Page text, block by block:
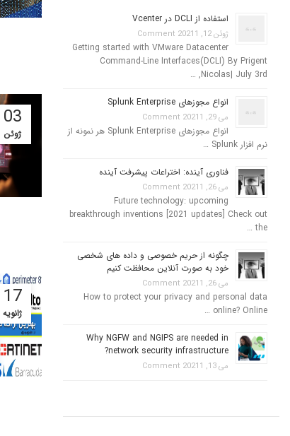
03
ژوئن
17
ژانویه
استفاده از DCLI در Vcenter
ژوئن 12, 2021 1 Comment
Getting started with VMware Datacenter
Command-Line Interfaces(DCLI) By Prigent
Nicolas| July 3rd, …
انواع مجوزهای Splunk Enterprise
می 29, 2021 1 Comment
انواع مجوزهای Splunk Enterprise هر نمونه از
نرم افزار Splunk …
فناوری آینده: اختراعات پیشرفت آینده
می 26, 2021 1 Comment
Future technology: upcoming
breakthrough inventions [2021 updates] Check out
the …
چگونه از حریم خصوصی و داده های شخصی
خود به صورت آنلاین محافظت کنیم
می 26, 2021 1 Comment
How to protect your privacy and personal data
online? Online …
Why NGFW and NGIPS are needed in
network security infrastructure?
می 13, 2021 1 Comment